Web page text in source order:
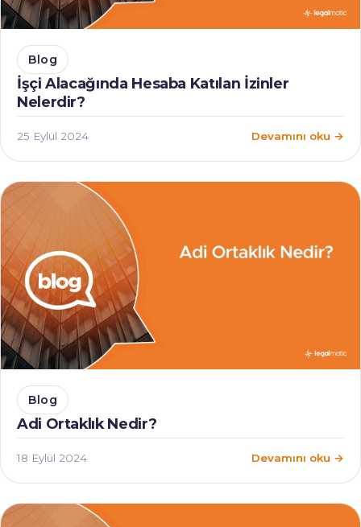
Blog
İşçi Alacağında Hesaba Katılan İzinler
Nelerdir?
25 Eylül 2024 Devamını oku →
Blog
Adi Ortaklık Nedir?
18 Eylül 2024 Devamını oku →